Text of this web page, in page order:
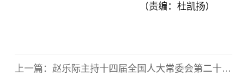
（责编：杜凯扬）
上一篇： 赵乐际主持十四届全国人大常委会第二十二次会议闭幕会 并作讲话强调 高质量做好人大各项工作 服务保障“十五五”良好开局